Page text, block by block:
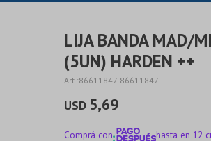
LIJA BANDA MAD/
(5UN) HARDEN ++
86611847-86611847
USD 5,69
Comprá con hasta en 12